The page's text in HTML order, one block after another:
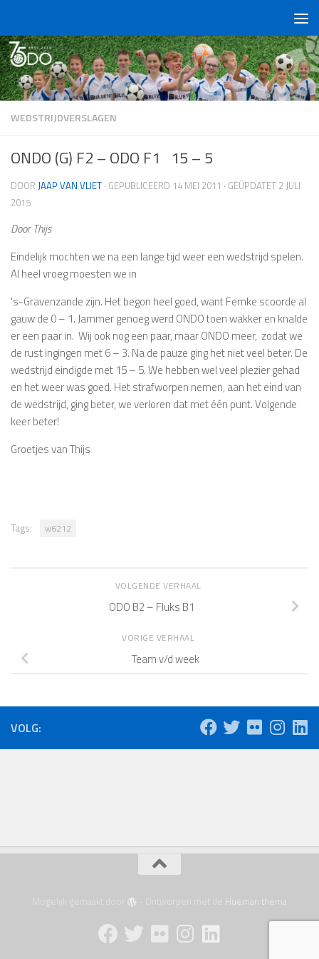
WEDSTRIJDVERSLAGEN
ONDO (G) F2 – ODO F1 15 – 5
DOOR JAAP VAN VLIET · GEPUBLICEERD 14 MEI 2011 · GEÜPDATET 2 JULI
2015
Door Thijs
Eindelijk mochten we na een lange tijd weer een wedstrijd spelen.
Al heel vroeg moesten we in
's-Gravenzande zijn. Het begon heel goed, want Femke scoorde al
gauw de 0 – 1. Jammer genoeg werd ONDO toen wakker en knalde
er een paar in. Wij ook nog een paar, maar ONDO meer, zodat we
de rust ingingen met 6 – 3. Na de pauze ging het niet veel beter. De
wedstrijd eindigde met 15 – 5. We hebben wel veel plezier gehad
en het weer was goed. Het strafworpen nemen, aan het eind van
de wedstrijd, ging beter, we verloren dat met één punt. Volgende
keer beter!
Groetjes van Thijs
Tags: w6212
VOLGENDE VERHAAL
ODO B2 – Fluks B1
VORIGE VERHAAL
Team v/d week
VOLG:
Mogelijk gemaakt door - Ontworpen met de Hueman thema